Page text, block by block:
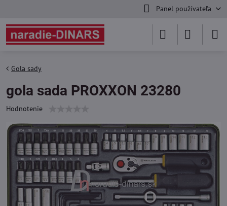
Panel používateľa
Gola sady
gola sada PROXXON 23280
Hodnotenie